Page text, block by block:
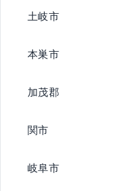
土岐市
本巣市
加茂郡
関市
岐阜市